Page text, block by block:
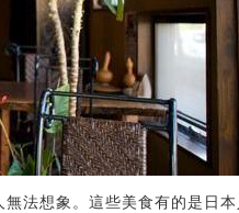
法想象。這些美食有的是日